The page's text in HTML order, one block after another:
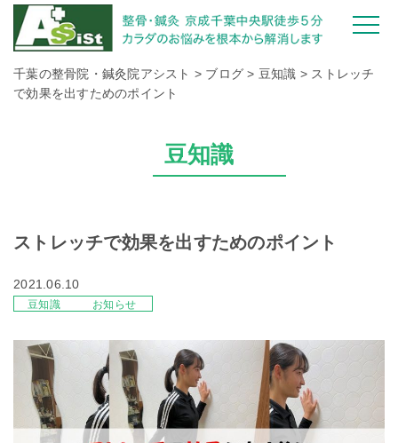
千葉の整骨院・鍼灸院アシスト > ブログ > 豆知識 > ストレッチ
で効果を出すためのポイント
豆知識
ストレッチで効果を出すためのポイント
2021.06.10
豆知識 お知らせ